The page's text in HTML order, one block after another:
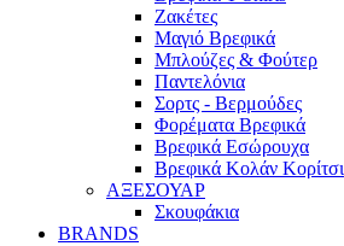
Ζακέτες
Μαγιό Βρεφικά
Mπλούζες & Φούτερ
Παντελόνια
Σορτς - Βερμούδες
Φορέματα Βρεφικά
Βρεφικά Εσώρουχα
Βρεφικά Κολάν Κορίτσι
ΑΞΕΣΟΥΑΡ
Σκουφάκια
BRANDS